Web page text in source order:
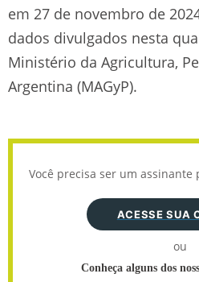
em 27 de novembro de
dados divulgados nesta
Ministério da Agricultura,
Argentina (MAGyP).
Você precisa ser um assinante
ACESSE SUA
ou
Conheça alguns dos